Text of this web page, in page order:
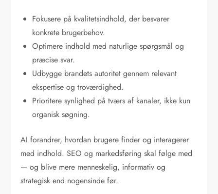
Fokusere på kvalitetsindhold, der besvarer
konkrete brugerbehov.
Optimere indhold med naturlige spørgsmål og
præcise svar.
Udbygge brandets autoritet gennem relevant
ekspertise og troværdighed.
Prioritere synlighed på tværs af kanaler, ikke kun
organisk søgning.
AI forandrer, hvordan brugere finder og interagerer
med indhold. SEO og markedsføring skal følge med
— og blive mere menneskelig, informativ og
strategisk end nogensinde før.